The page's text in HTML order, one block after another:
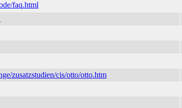
faq.html
zusatzstudien/cis/otto/otto.htm